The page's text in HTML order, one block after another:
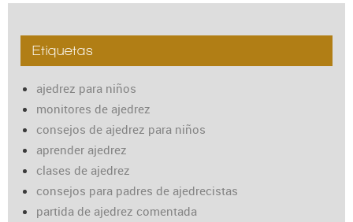
Etiquetas
ajedrez para niños
monitores de ajedrez
consejos de ajedrez para niños
aprender ajedrez
clases de ajedrez
consejos para padres de ajedrecistas
partida de ajedrez comentada